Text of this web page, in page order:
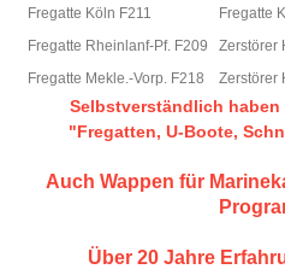
Fregatte Köln F211
Fregatte
Fregatte Rheinlanf-Pf. F209
Zerstörer
Fregatte Mekle.-Vorp. F218
Zerstörer
Selbstverständlich
"Fregatten, U-Boote,
Auch Wappen für
Über 20 Jahre